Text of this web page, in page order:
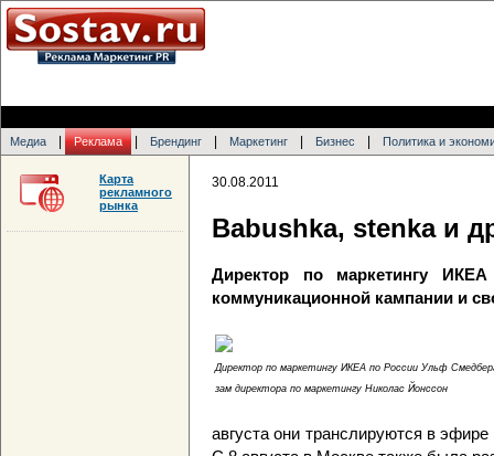
Медиа Реклама Брендинг Маркетинг Бизнес Политика и
30.08.2011
Babushka, stenka и
Директор по маркетингу
коммуникационной кампании и
Директор по маркетингу ИКЕА по России Ульф
зам директора по маркетингу Николас Йонссон
августа они транслируются в
Карта
рекламного
рынка